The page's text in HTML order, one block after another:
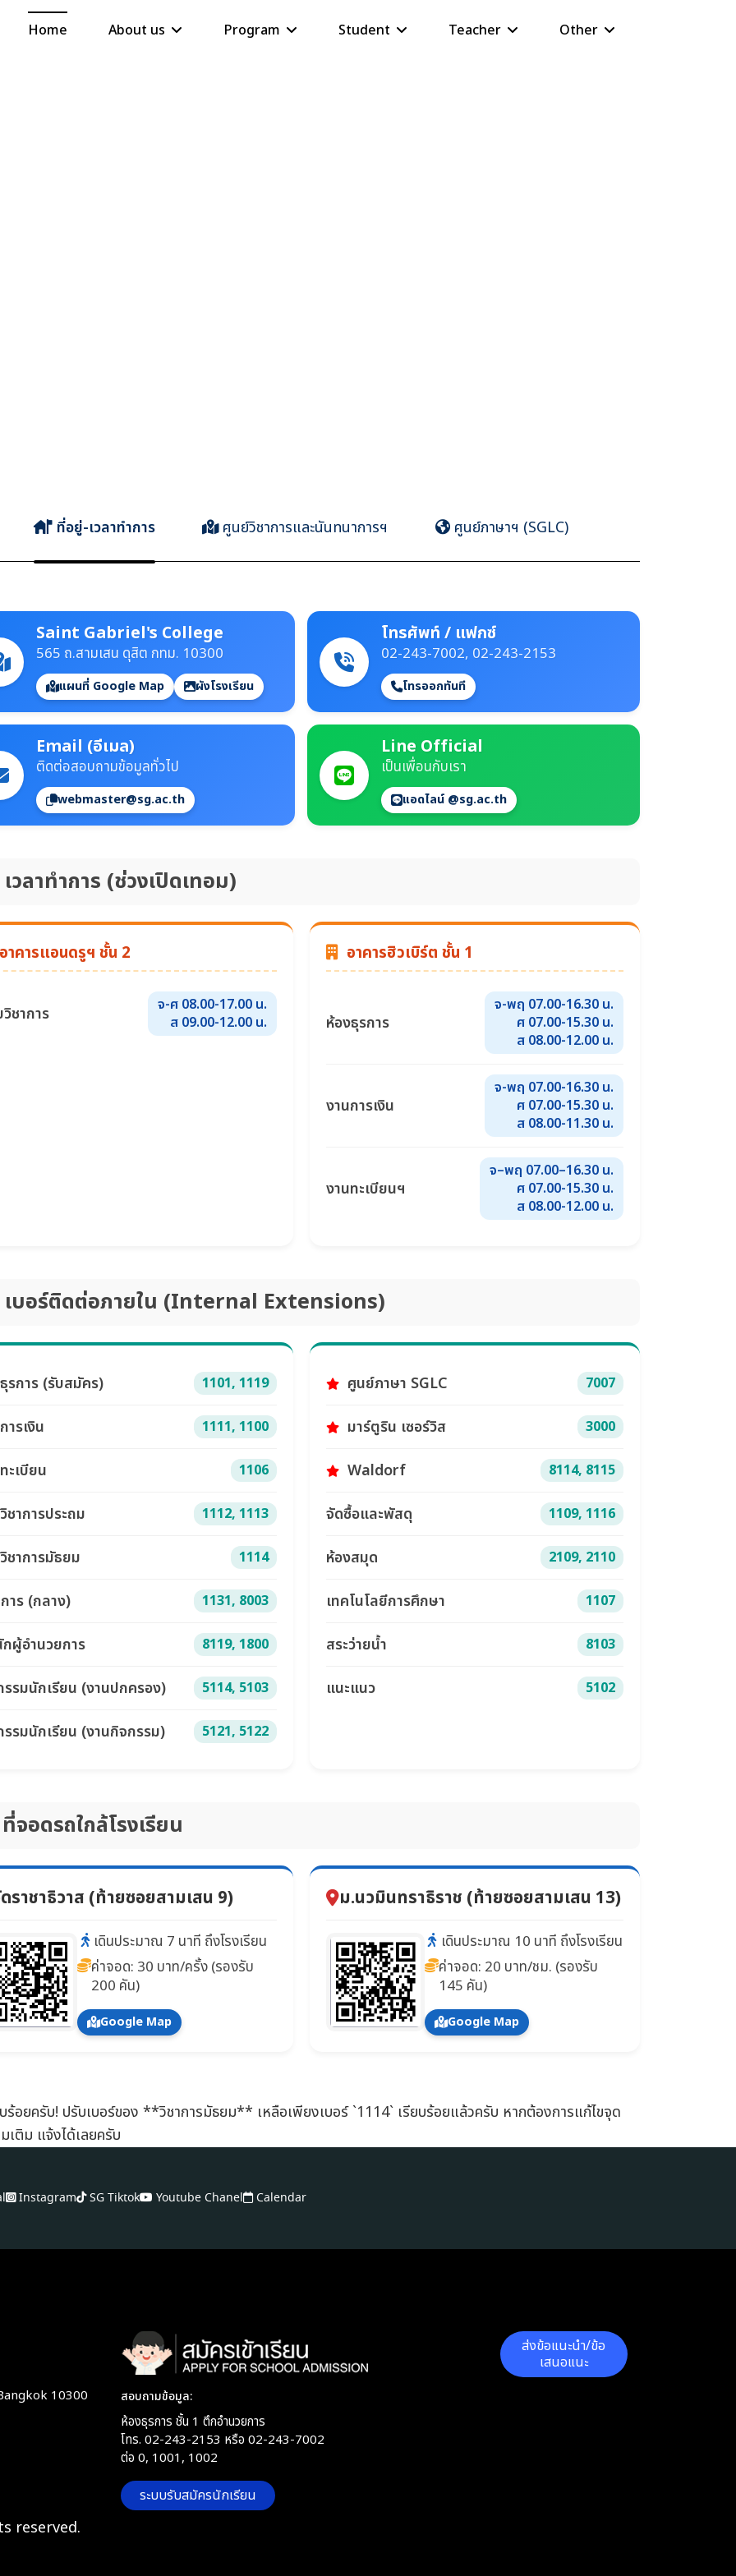
Home About us Program Student Teacher Other
ที่อยู่-เวลาทำการ ศูนย์วิชาการและนันทนาการฯ ศูนย์ภาษาฯ (SGLC)
Saint Gabriel's College
565 ถ.สามเสน ดุสิต กทม. 10300
แผนที่ Google Map ผังโรงเรียน
โทรศัพท์ / แฟกซ์
02-243-7002, 02-243-2153
โทรออกทันที
Email (อีเมล)
ติดต่อสอบถามข้อมูลทั่วไป
webmaster@sg.ac.th
Line Official
เป็นเพื่อนกับเรา
แอดไลน์ @sg.ac.th
เวลาทำการ (ช่วงเปิดเทอม)
คารแอนดรูฯ ชั้น 2
ชาการ
จ-ศ 08.00-17.00 น.
ส 09.00-12.00 น.
อาคารฮิวเบิร์ต ชั้น 1
ห้องธุรการ
จ-พฤ 07.00-16.30 น.
ศ 07.00-15.30 น.
ส 08.00-12.00 น.
งานการเงิน
จ-พฤ 07.00-16.30 น.
ศ 07.00-15.30 น.
ส 08.00-11.30 น.
งานทะเบียนฯ
จ–พฤ 07.00–16.30 น.
ศ 07.00-15.30 น.
ส 08.00-12.00 น.
เบอร์ติดต่อภายใน (Internal Extensions)
รการ (รับสมัคร) 1101, 1119
ารเงิน 1111, 1100
ะเบียน 1106
ชาการประถม 1112, 1113
ชาการมัธยม 1114
าร (กลาง) 1131, 8003
ผู้อำนวยการ 8119, 1800
รมนักเรียน (งานปกครอง) 5114, 5103
รมนักเรียน (งานกิจกรรม) 5121, 5122
ศูนย์ภาษา SGLC 7007
มาร์ตูริน เซอร์วิส 3000
Waldorf 8114, 8115
จัดซื้อและพัสดุ 1109, 1116
ห้องสมุด 2109, 2110
เทคโนโลยีการศึกษา 1107
สระว่ายน้ำ 8103
แนะแนว 5102
จอดรถใกล้โรงเรียน
ราชาธิวาส (ท้ายซอยสามเสน 9)
เดินประมาณ 7 นาที ถึงโรงเรียน
ค่าจอด: 30 บาท/ครั้ง (รองรับ
200 คัน)
Google Map
ม.นวมินทราธิราช (ท้ายซอยสามเสน 13)
เดินประมาณ 10 นาที ถึงโรงเรียน
ค่าจอด: 20 บาท/ชม. (รองรับ
145 คัน)
Google Map
ร้อยครับ! ปรับเบอร์ของ **วิชาการมัธยม** เหลือเพียงเบอร์ `1114` เรียบร้อยแล้วครับ หากต้องการแก้ไขจุด
เติม แจ้งได้เลยครับ
Instagram SG Tiktok Youtube Chanel Calendar
10300 สอบถามข้อมูล:
ห้องธุรการ ชั้น 1 ตึกอำนวยการ
โทร. 02-243-2153 หรือ 02-243-7002
ต่อ 0, 1001, 1002
ระบบรับสมัครนักเรียน
ส่งข้อแนะนำ/ข้อ
เสนอแนะ
reserved.